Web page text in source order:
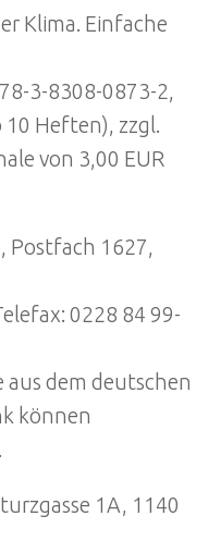
Klima. Einfache
3-8308-0873-2,
10 Heften), zzgl.
von 3,00 EUR
Postfach 1627,
0228 84 99-
dem deutschen
können
1A, 1140